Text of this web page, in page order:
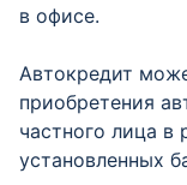
в офисе.
Автокредит
приобретения
частного лица в
установленных